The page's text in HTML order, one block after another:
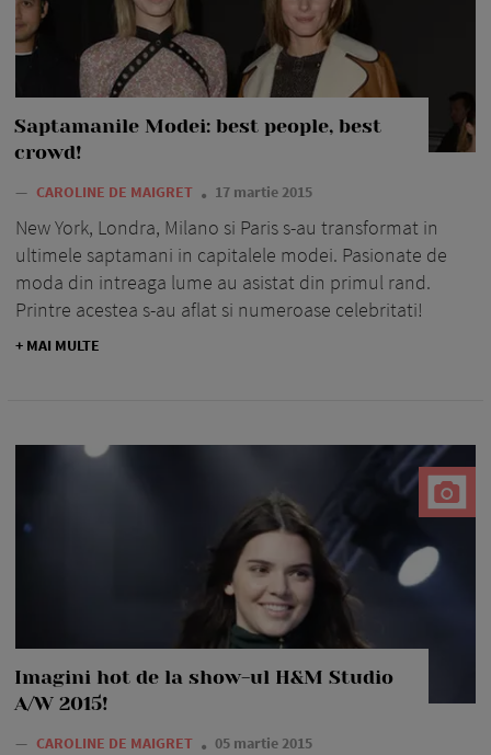
Saptamanile Modei: best people, best
crowd!
— CAROLINE DE MAIGRET 17 martie 2015
New York, Londra, Milano si Paris s-au transformat in
ultimele saptamani in capitalele modei. Pasionate de
moda din intreaga lume au asistat din primul rand.
Printre acestea s-au aflat si numeroase celebritati!
+ MAI MULTE
Imagini hot de la show-ul H&M Studio
A/W 2015!
— CAROLINE DE MAIGRET 05 martie 2015